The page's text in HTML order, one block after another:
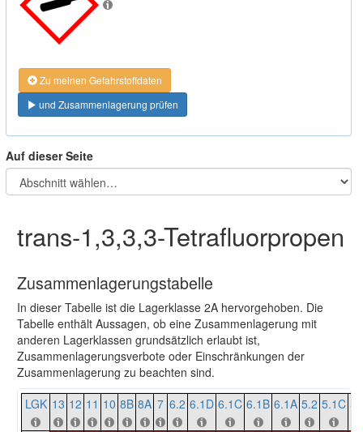
Zu meinen Gefahrstoffdaten
und Zusammenlagerung prüfen
Auf dieser Seite
trans-1,3,3,3-Tetrafluorpropen
Zusammenlagerungstabelle
In dieser Tabelle ist die Lagerklasse 2A hervorgehoben. Die
Tabelle enthält Aussagen, ob eine Zusammenlagerung mit
anderen Lagerklassen grundsätzlich erlaubt ist,
Zusammenlagerungsverbote oder Einschränkungen der
Zusammenlagerung zu beachten sind.
LGK 13 12 11 10 8B 8A 7 6.2 6.1D 6.1C 6.1B 6.1A 5.2 5.1C